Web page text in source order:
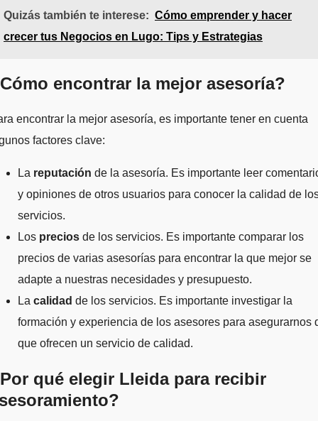
Quizás también te interese: Cómo emprender y hacer
crecer tus Negocios en Lugo: Tips y Estrategias
encontrar la mejor asesoría?
encontrar la mejor asesoría, es importante tener en cuenta
factores clave:
La reputación de la asesoría. Es importante leer
y opiniones de otros usuarios para conocer la calidad de
servicios.
Los precios de los servicios. Es importante comparar los
precios de varias asesorías para encontrar la que mejor se
adapte a nuestras necesidades y presupuesto.
La calidad de los servicios. Es importante investigar la
formación y experiencia de los asesores para asegurarnos
que ofrecen un servicio de calidad.
qué elegir Lleida para recibir